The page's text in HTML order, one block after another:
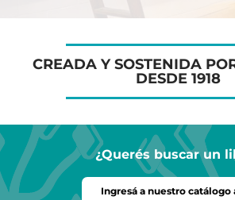
CREADA Y SOSTENIDA
DESDE 1918
¿Querés buscar un
Ingresá a nuestro catálogo